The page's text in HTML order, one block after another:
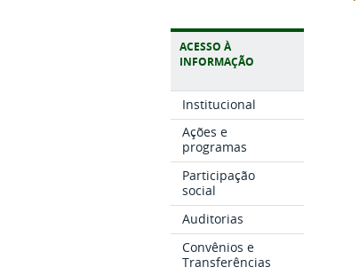
ACESSO À
INFORMAÇÃO
Institucional
Ações e
programas
Participação
social
Auditorias
Convênios e
Transferências